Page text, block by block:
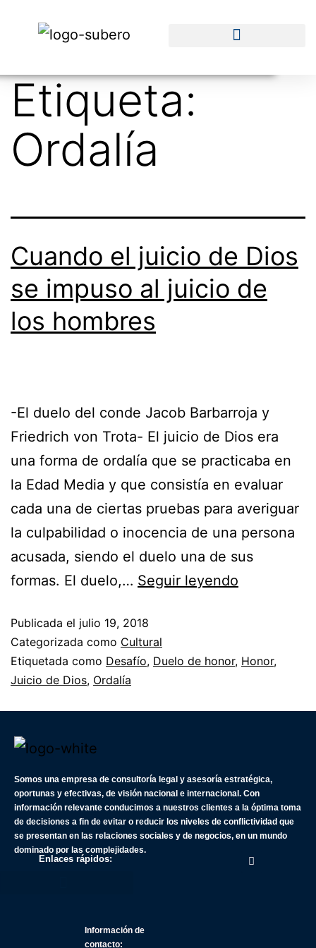
Etiqueta:
Ordalía
Cuando el juicio de Dios
se impuso al juicio de
los hombres
-El duelo del conde Jacob Barbarroja y
Friedrich von Trota- El juicio de Dios era
una forma de ordalía que se practicaba en
la Edad Media y que consistía en evaluar
cada una de ciertas pruebas para averiguar
la culpabilidad o inocencia de una persona
acusada, siendo el duelo una de sus
formas. El duelo,… Seguir leyendo
Publicada el julio 19, 2018
Categorizada como Cultural
Etiquetada como Desafío, Duelo de honor, Honor,
Juicio de Dios, Ordalía
Somos una empresa de consultoría legal y asesoría estratégica,
oportunas y efectivas, de visión nacional e internacional. Con
información relevante conducimos a nuestros clientes a la óptima toma
de decisiones a fin de evitar o reducir los niveles de conflictividad que
se presentan en las relaciones sociales y de negocios, en un mundo
dominado por las complejidades.
Información de
contacto:
Enlaces rápidos: